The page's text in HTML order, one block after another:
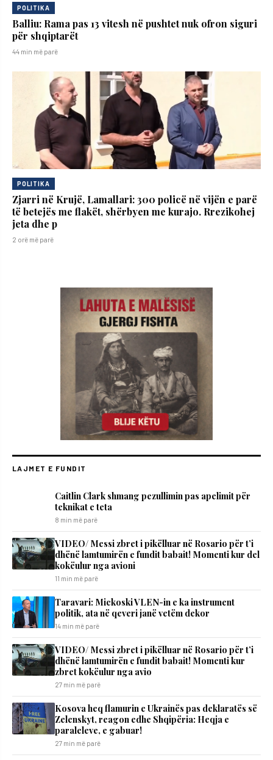
POLITIKA
Balliu: Rama pas 13 vitesh në pushtet nuk ofron siguri
për shqiptarët
44 min më parë
POLITIKA
Zjarri në Krujë, Lamallari: 300 policë në vijën e parë
të betejës me flakët, shërbyen me kurajo. Rrezikohej
jeta dhe p
2 orë më parë
LAJMET E FUNDIT
Caitlin Clark shmang pezullimin pas apelimit për
teknikat e teta
8 min më parë
VIDEO/ Messi zbret i pikëlluar në Rosario për t’i
dhënë lamtumirën e fundit babait! Momenti kur del
kokëulur nga avioni
11 min më parë
Taravari: Mickoski VLEN-in e ka instrument
politik, ata në qeveri janë vetëm dekor
14 min më parë
VIDEO/ Messi zbret i pikëlluar në Rosario për t’i
dhënë lamtumirën e fundit babait! Momenti kur
zbret kokëulur nga avio
27 min më parë
Kosova heq flamurin e Ukrainës pas deklaratës së
Zelenskyt, reagon edhe Shqipëria: Heqja e
paraleleve, e gabuar!
27 min më parë